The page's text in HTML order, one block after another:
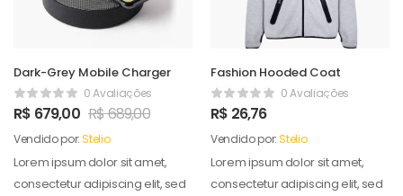
Dark-Grey Mobile Charger
0 Avaliações
R$ 679,00 R$689,00
Vendido por:Stelio
Lorem ipsum dolor sit amet,
consectetur adipiscing elit, sed
Fashion Hooded Coat
0 Avaliações
R$ 26,76
Vendido por:Stelio
Lorem ipsum dolor sit amet,
consectetur adipiscing elit, sed